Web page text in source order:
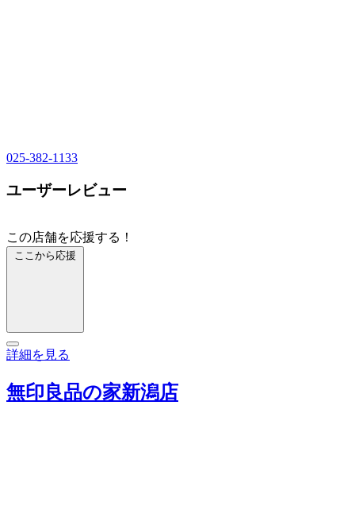
025-382-1133
ユーザーレビュー
この店舗を応援する！
ここから応援
詳細を見る
無印良品の家新潟店